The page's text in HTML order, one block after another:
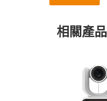
相關產品